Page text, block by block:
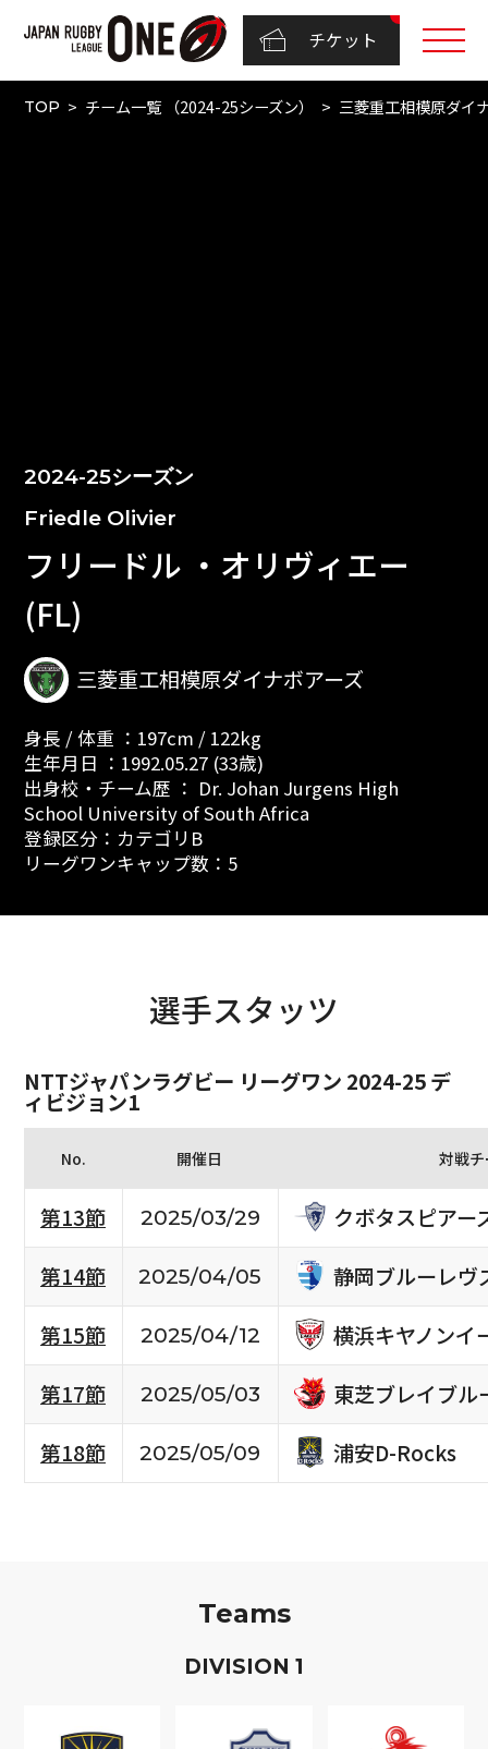
チケット
TOP チーム一覧 （2024-25シーズン） 三菱重工相模原ダイ
2024-25シーズン
Friedle Olivier
フリードル ・オリヴィエー
(FL)
三菱重工相模原ダイナボアーズ
身長 / 体重 ：197cm / 122kg
生年月日 ：1992.05.27 (33歳)
出身校・チーム歴 ： Dr. Johan Jurgens High
School University of South Africa
登録区分：カテゴリB
リーグワンキャップ数：5
選手スタッツ
NTTジャパンラグビー リーグワン 2024-25 デ
ィビジョン1
No. 開催日 対戦
第13節 2025/03/29
クボタスピアー
第14節
2025/04/05
静岡ブルーレヴ
第15節
2025/04/12
横浜キヤノンイ
第17節
2025/05/03
東芝ブレイブル
第18節
2025/05/09 浦安D-Rocks
Teams
DIVISION 1